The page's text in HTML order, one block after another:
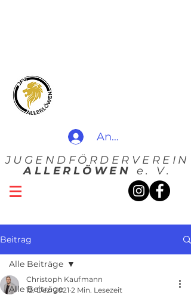
Anmelden
JUGENDFÖRDERVEREIN
ALLERLÖWEN e. V.
Beitrag
Alle Beiträge
Alle Beiträge
Christoph Kaufmann
12. Dez. 2021 2 Min. Lesezeit